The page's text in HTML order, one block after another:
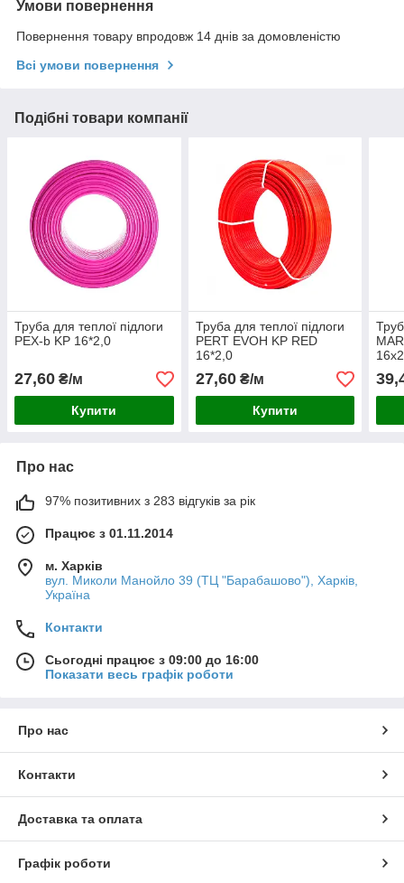
Умови повернення
Повернення товару впродовж 14 днів за домовленістю
Всі умови повернення
Подібні товари компанії
Труба для теплої підлоги
PEX-b KP 16*2,0
27,60 ₴/м
Купити
Труба для теплої підлоги
PERT EVOH KP RED
16*2,0
27,60₴/м
Купити
Про нас
97% позитивних з 283 відгуків за рік
Працює з 01.11.2014
м. Харків
вул. Миколи Манойло 39 (ТЦ "Барабашово"), Харків,
Україна
Контакти
Сьогодні працює з 09:00 до 16:00
Показати весь графік роботи
Про нас
Контакти
Доставка та оплата
Графік роботи